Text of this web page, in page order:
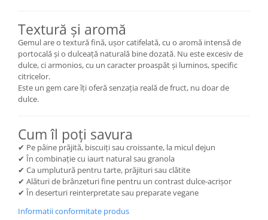
Textură și aromă
Gemul are o textură fină, ușor catifelată, cu o aromă intensă de
portocală și o dulceață naturală bine dozată. Nu este excesiv de
dulce, ci armonios, cu un caracter proaspăt și luminos, specific
citricelor.
Este un gem care îți oferă senzația reală de fruct, nu doar de
dulce.
Cum îl poți savura
✔ Pe pâine prăjită, biscuiți sau croissante, la micul dejun
✔ În combinație cu iaurt natural sau granola
✔ Ca umplutură pentru tarte, prăjituri sau clătite
✔ Alături de brânzeturi fine pentru un contrast dulce-acrișor
✔ În deserturi reinterpretate sau preparate vegane
Informatii conformitate produs